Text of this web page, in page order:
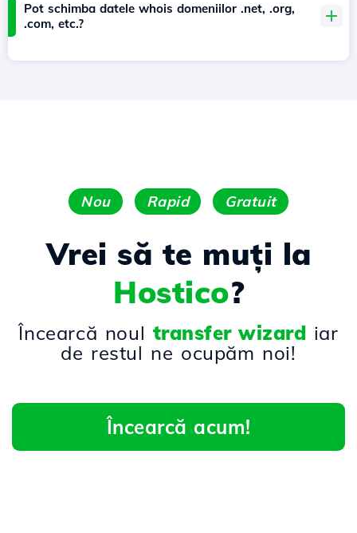
Pot schimba datele whois domeniilor .net, .org,
.com, etc.?
Nou Rapid Gratuit
Vrei să te muți la
Hostico?
Încearcă noul transfer wizard iar
de restul ne ocupăm noi!
Încearcă acum!